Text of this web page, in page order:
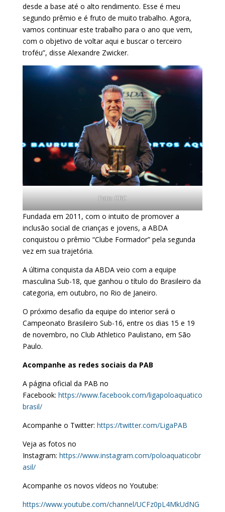
desde a base até o alto rendimento. Esse é meu
segundo prêmio e é fruto de muito trabalho. Agora,
vamos continuar este trabalho para o ano que vem,
com o objetivo de voltar aqui e buscar o terceiro
troféu”, disse Alexandre Zwicker.
Foto: CBC
Fundada em 2011, com o intuito de promover a
inclusão social de crianças e jovens, a ABDA
conquistou o prêmio “Clube Formador” pela segunda
vez em sua trajetória.
A última conquista da ABDA veio com a equipe
masculina Sub-18, que ganhou o título do Brasileiro da
categoria, em outubro, no Rio de Janeiro.
O próximo desafio da equipe do interior será o
Campeonato Brasileiro Sub-16, entre os dias 15 e 19
de novembro, no Club Athletico Paulistano, em São
Paulo.
Acompanhe as redes sociais da PAB
A página oficial da PAB no
Facebook: https://www.facebook.com/ligapoloaquatico
brasil/
Acompanhe o Twitter: https://twitter.com/LigaPAB
Veja as fotos no
Instagram: https://www.instagram.com/poloaquaticobr
asil/
Acompanhe os novos vídeos no Youtube:
https://www.youtube.com/channel/UCFz0pL4MkUdNG